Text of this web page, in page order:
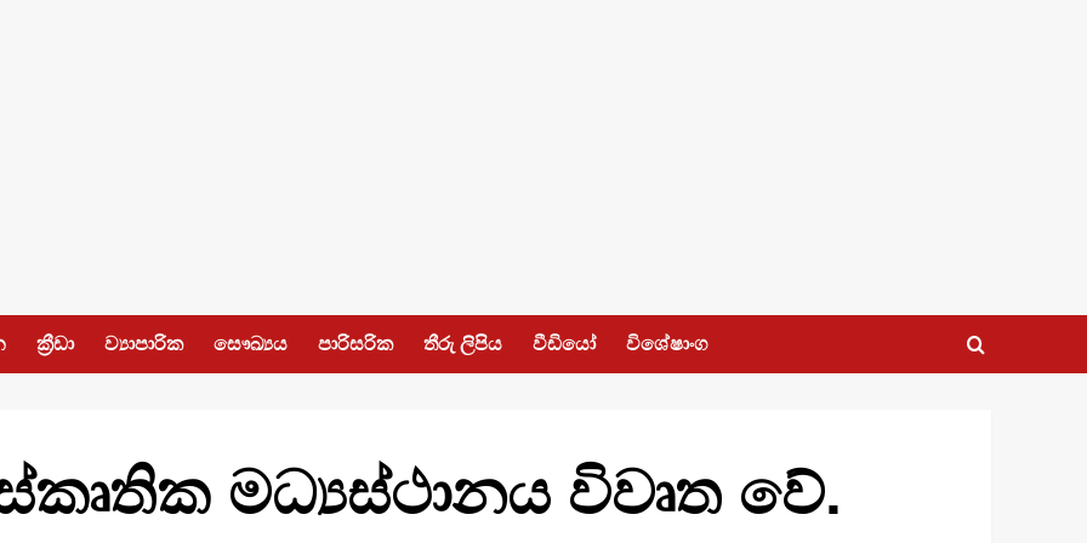
ක්‍රීඩා ව්‍යාපාරික සෞඛ්‍යය පාරිසරික තීරු ලිපිය වීඩියෝ විශේෂාංග
මධ්‍යස්ථානය විවෘත වේ.